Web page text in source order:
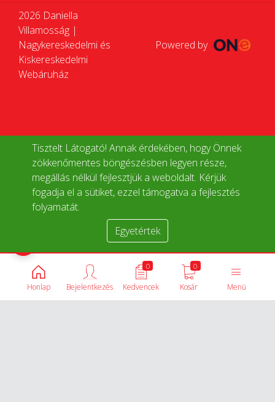
Tisztelt Látogató! Annak érdekében, hogy Önnek
zökkenőmentes böngészésben legyen része,
megállás nélkül fejlesztjük a weboldalt. Kérjük
fogadja el a sütiket, ezzel támogatva a fejlesztés
folyamatát.
Egyetértek
2026 Daniella
Villamosság |
Nagykereskedelmi és
Kiskereskedelmi
Webáruház
Powered by
Honlap Menü
0
Kosár
0
Kedvencek
Bejelentkezés
Termékek összehasonlítása